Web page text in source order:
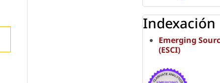
Indexación
Emerging
(ESCI)